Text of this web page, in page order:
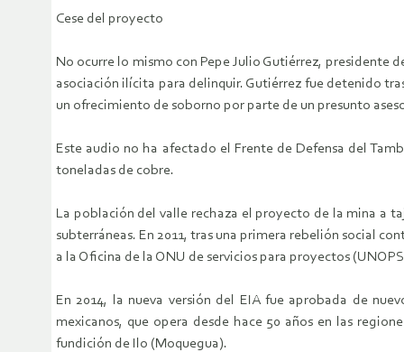
Cese del proyecto
No ocurre lo mismo con Pepe Julio Gutiérrez, presidente
asociación ilícita para delinquir. Gutiérrez fue detenido
un ofrecimiento de soborno por parte de un presunto
Este audio no ha afectado el Frente de Defensa del
toneladas de cobre.
La población del valle rechaza el proyecto de la mina a
subterráneas. En 2011, tras una primera rebelión social
a la Oficina de la ONU de servicios para proyectos
En 2014, la nueva versión del EIA fue aprobada de
mexicanos, que opera desde hace 50 años en las
fundición de Ilo (Moquegua).